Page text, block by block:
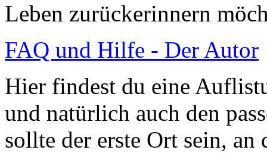
Leben zurückerinnern
FAQ und Hilfe - Der Autor
Hier findest du eine
und natürlich auch den
sollte der erste Ort sein,